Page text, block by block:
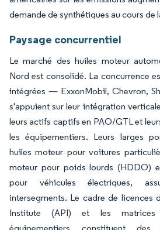
demande de synthétiques au cours de
Paysage concurrentiel
Le marché des huiles moteur
Nord est consolidé. La concurrence
intégrées — ExxonMobil, Chevron,
s'appuient sur leur intégration
leurs actifs captifs en PAO/GTL et
les équipementiers. Leurs larges
huiles moteur pour voitures
moteur pour poids lourds (HDDO)
pour véhicules électriques,
intersegments. Le cadre de licences
Institute (API) et les matrices